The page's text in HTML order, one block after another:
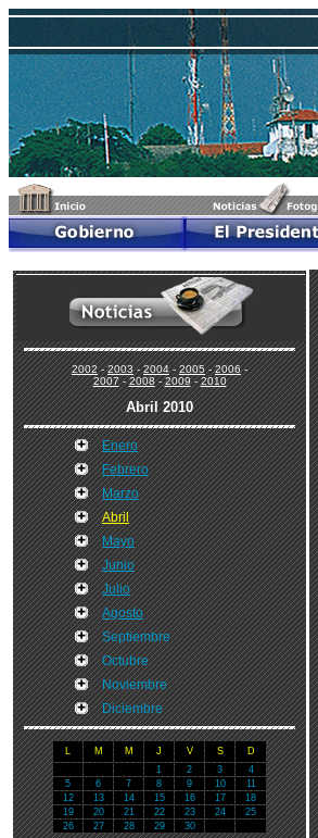
2002-2003-2004-2005-2006-
2007-2008-2009-2010
Abril 2010
Enero
Febrero
Marzo
Abril
Mayo
Junio
Julio
Agosto
Septiembre
Octubre
Noviembre
Diciembre
L M M J V S
D
1
2 3
4
5
6 7 8 9 10
11
12
13 14 15 16 17
18
19
20 21 22 23 24
25
26
27 28 29 30